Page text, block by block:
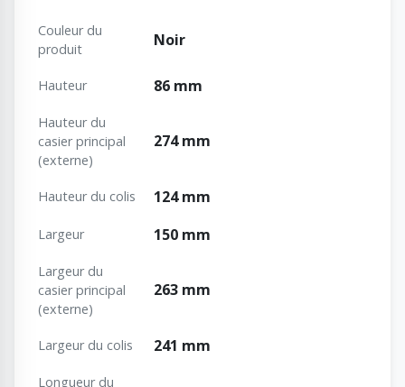
Couleur du
produit
Noir
Hauteur 86 mm
Hauteur du
casier principal
(externe)
274 mm
Hauteur du colis 124 mm
Largeur 150 mm
Largeur du
casier principal
(externe)
263 mm
Largeur du colis 241 mm
Longueur du